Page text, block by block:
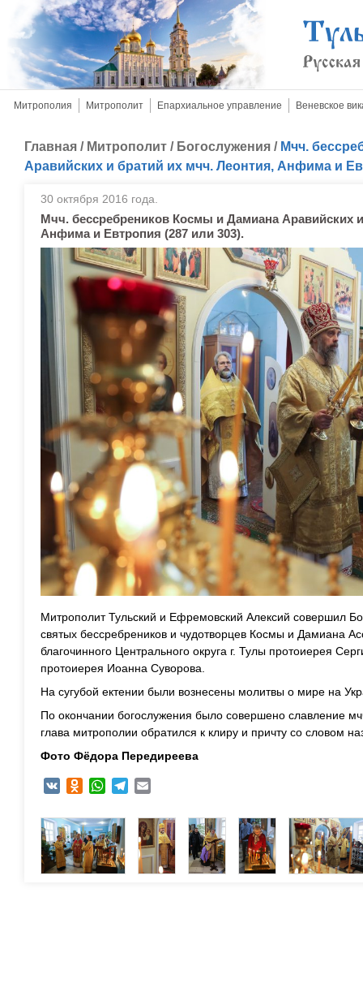
Митрополия Митрополит Епархиальное управление Веневское
Главная / Митрополит / Богослужения / Мчч.
Аравийских и братий их мчч. Леонтия, Анфима и
30 октября 2016 года.
Мчч. бессребреников Космы и Дамиана Аравийских
Анфима и Евтропия (287 или 303).
Митрополит Тульский и Ефремовский Алексий совершил
святых бессребреников и чудотворцев Космы и Дамиана
благочинного Центрального округа г. Тулы протоиерея
протоиерея Иоанна Суворова.
На сугубой ектении были вознесены молитвы о мире на
По окончании богослужения было совершено славление
глава митрополии обратился к клиру и причту со словом
Фото Фёдора Передиреева
VK Odnoklassniki
WhatsAppTelegram